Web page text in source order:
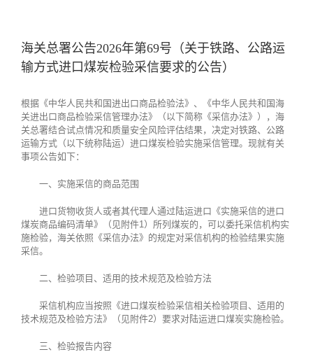
海关总署公告2026年第69号（关于铁路、公路运
输方式进口煤炭检验采信要求的公告）
根据《中华人民共和国进出口商品检验法》、《中华人民共和国海
关进出口商品检验采信管理办法》（以下简称《采信办法》），海
关总署结合试点情况和质量安全风险评估结果，决定对铁路、公路
运输方式（以下统称陆运）进口煤炭检验实施采信管理。现就有关
事项公告如下：
一、实施采信的商品范围
进口货物收货人或者其代理人通过陆运进口《实施采信的进口
煤炭商品编码清单》（见附件1）所列煤炭的，可以委托采信机构实
施检验，海关依照《采信办法》的规定对采信机构的检验结果实施
采信。
二、检验项目、适用的技术规范及检验方法
采信机构应当按照《进口煤炭检验采信相关检验项目、适用的
技术规范及检验方法》（见附件2）要求对陆运进口煤炭实施检验。
三、检验报告内容